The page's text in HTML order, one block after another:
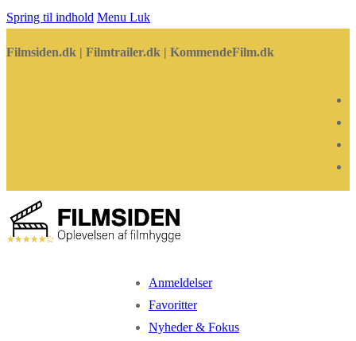
Spring til indhold Menu Luk
Filmsiden.dk | Filmtrailer.dk | KommendeFilm.dk
Anmeldelser
Favoritter
Nyheder & Fokus